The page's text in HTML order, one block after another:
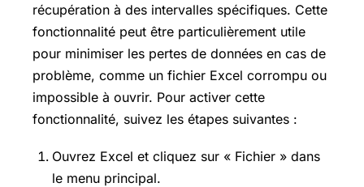
récupération à des intervalles spécifiques. Cette
fonctionnalité peut être particulièrement utile
pour minimiser les pertes de données en cas de
problème, comme un fichier Excel corrompu ou
impossible à ouvrir. Pour activer cette
fonctionnalité, suivez les étapes suivantes :
Ouvrez Excel et cliquez sur « Fichier » dans
le menu principal.